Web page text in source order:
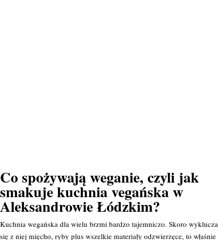
Co spożywają weganie, czyli jak
smakuje kuchnia vegańska w
Aleksandrowie Łódzkim?
Kuchnia wegańska dla wielu brzmi bardzo tajemniczo. Skoro wyklucza
się z niej mięcho, ryby plus wszelkie materiały odzwierzęce, to właśnie